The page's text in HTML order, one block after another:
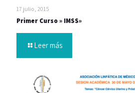
17 julio, 2015
Primer Curso » IMSS»
Leer más